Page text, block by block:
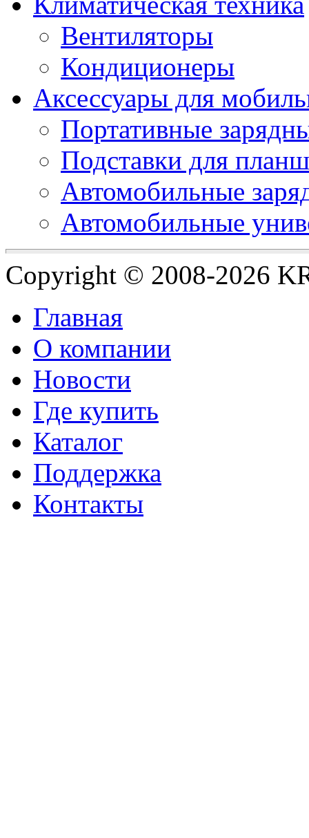
Вентиляторы
Кондиционеры
Аксессуары для
Портативные
Подставки для
Автомобильные
Автомобильные
Copyright © 2008-2026
Главная
О компании
Новости
Где купить
Каталог
Поддержка
Контакты